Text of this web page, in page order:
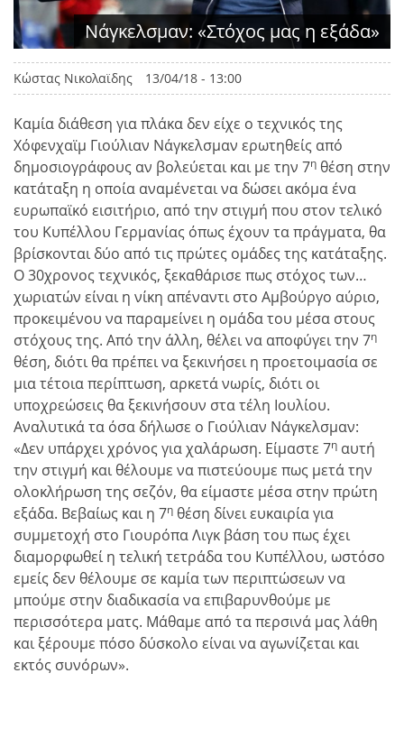
Νάγκελσμαν: «Στόχος μας η εξάδα»
Κώστας Νικολαϊδης 13/04/18 - 13:00
Καμία διάθεση για πλάκα δεν είχε ο τεχνικός της
Χόφενχαϊμ Γιούλιαν Νάγκελσμαν ερωτηθείς από
δημοσιογράφους αν βολεύεται και με την 7η θέση στην
κατάταξη η οποία αναμένεται να δώσει ακόμα ένα
ευρωπαϊκό εισιτήριο, από την στιγμή που στον τελικό
του Κυπέλλου Γερμανίας όπως έχουν τα πράγματα, θα
βρίσκονται δύο από τις πρώτες ομάδες της κατάταξης.
Ο 30χρονος τεχνικός, ξεκαθάρισε πως στόχος των…
χωριατών είναι η νίκη απέναντι στο Αμβούργο αύριο,
προκειμένου να παραμείνει η ομάδα του μέσα στους
στόχους της. Από την άλλη, θέλει να αποφύγει την 7η
θέση, διότι θα πρέπει να ξεκινήσει η προετοιμασία σε
μια τέτοια περίπτωση, αρκετά νωρίς, διότι οι
υποχρεώσεις θα ξεκινήσουν στα τέλη Ιουλίου.
Αναλυτικά τα όσα δήλωσε ο Γιούλιαν Νάγκελσμαν:
«Δεν υπάρχει χρόνος για χαλάρωση. Είμαστε 7η αυτή
την στιγμή και θέλουμε να πιστεύουμε πως μετά την
ολοκλήρωση της σεζόν, θα είμαστε μέσα στην πρώτη
εξάδα. Βεβαίως και η 7η θέση δίνει ευκαιρία για
συμμετοχή στο Γιουρόπα Λιγκ βάση του πως έχει
διαμορφωθεί η τελική τετράδα του Κυπέλλου, ωστόσο
εμείς δεν θέλουμε σε καμία των περιπτώσεων να
μπούμε στην διαδικασία να επιβαρυνθούμε με
περισσότερα ματς. Μάθαμε από τα περσινά μας λάθη
και ξέρουμε πόσο δύσκολο είναι να αγωνίζεται και
εκτός συνόρων».